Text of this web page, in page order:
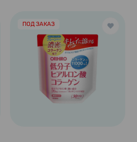
ПОД ЗАКАЗ